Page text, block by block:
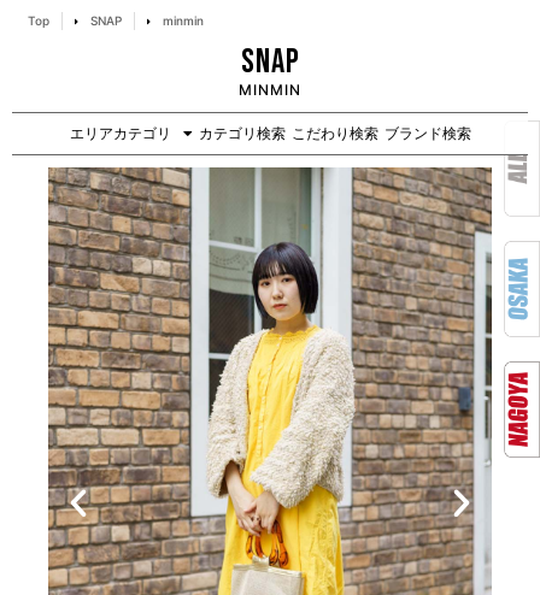
Top SNAP minmin
SNAP
MINMIN
エリアカテゴリ カテゴリ検索 こだわり検索 ブランド検索